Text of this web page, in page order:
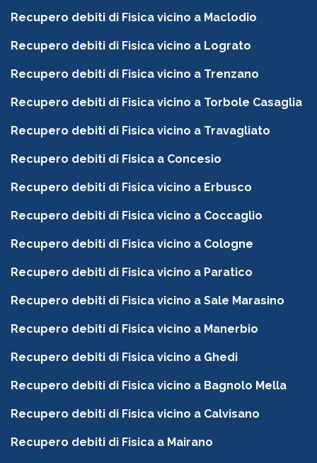
Recupero debiti di Fisica vicino a Maclodio
Recupero debiti di Fisica vicino a Lograto
Recupero debiti di Fisica vicino a Trenzano
Recupero debiti di Fisica vicino a Torbole Casaglia
Recupero debiti di Fisica vicino a Travagliato
Recupero debiti di Fisica a Concesio
Recupero debiti di Fisica vicino a Erbusco
Recupero debiti di Fisica vicino a Coccaglio
Recupero debiti di Fisica vicino a Cologne
Recupero debiti di Fisica vicino a Paratico
Recupero debiti di Fisica vicino a Sale Marasino
Recupero debiti di Fisica vicino a Manerbio
Recupero debiti di Fisica vicino a Ghedi
Recupero debiti di Fisica vicino a Bagnolo Mella
Recupero debiti di Fisica vicino a Calvisano
Recupero debiti di Fisica a Mairano